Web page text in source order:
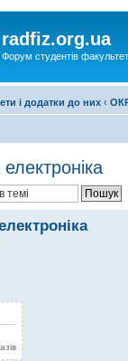
radfiz.org.ua
Форум студентів
і додатки до них ‹
електроніка